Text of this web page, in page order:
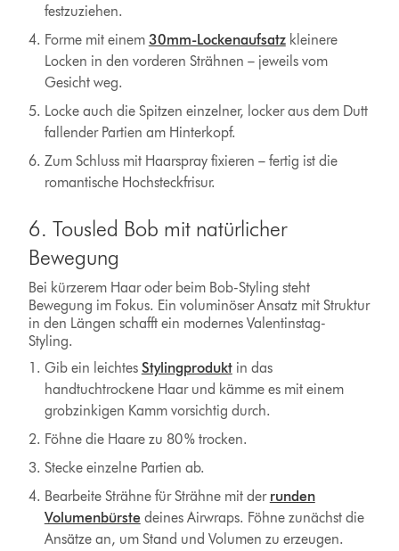
festzuziehen.
Forme mit einem 30mm-Lockenaufsatzkleinere
Locken in den vorderen Strähnen – jeweils vom
Gesicht weg.
Locke auch die Spitzen einzelner, locker aus dem Dutt
fallender Partien am Hinterkopf.
Zum Schluss mit Haarspray fixieren – fertig ist die
romantische Hochsteckfrisur.
6. Tousled Bob mit natürlicher
Bewegung
Bei kürzerem Haar oder beim Bob-Styling steht
Bewegung im Fokus. Ein voluminöser Ansatz mit Struktur
in den Längen schafft ein modernes Valentinstag-
Styling.
Gib ein leichtes Stylingproduktin das
handtuchtrockene Haar und kämme es mit einem
grobzinkigen Kamm vorsichtig durch.
Föhne die Haare zu 80 % trocken.
Stecke einzelne Partien ab.
Bearbeite Strähne für Strähne mit der runden
Volumenbürste deines Airwraps. Föhne zunächst die
Ansätze an, um Stand und Volumen zu erzeugen.